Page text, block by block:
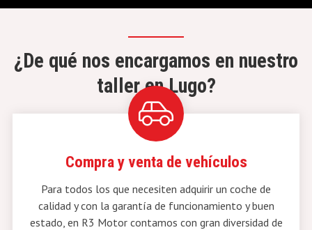
¿De qué nos encargamos en nuestro
taller en Lugo?
Compra y venta de vehículos
Para todos los que necesiten adquirir un coche de
calidad y con la garantía de funcionamiento y buen
estado, en R3 Motor contamos con gran diversidad de